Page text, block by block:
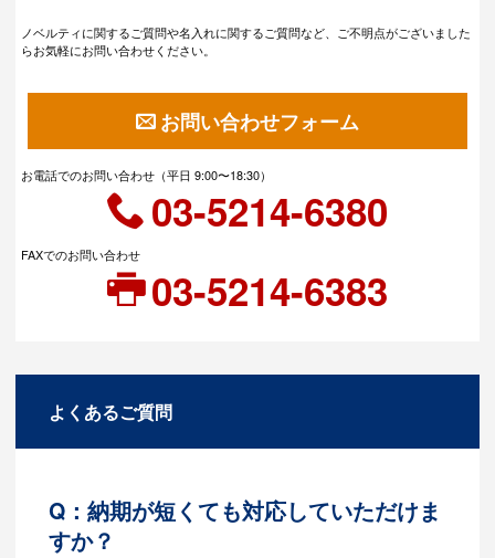
ノベルティに関するご質問や名入れに関するご質問など、ご不明点がございました
らお気軽にお問い合わせください。
お問い合わせフォーム
お電話でのお問い合わせ（平日 9:00〜18:30）
03-5214-6380
FAXでのお問い合わせ
03-5214-6383
よくあるご質問
Q：納期が短くても対応していただけま
すか？